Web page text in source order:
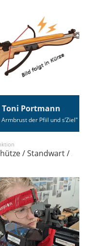
Toni Portmann
der Pfiil und s’Ziel"
/ Standwart /